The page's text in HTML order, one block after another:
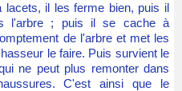
il les ferme bien, puis il
l'arbre ; puis il se cache à
de l'arbre et met les
le faire. Puis survient le
ne peut plus remonter dans
C'est ainsi que le